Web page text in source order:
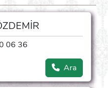
06 36
Ara